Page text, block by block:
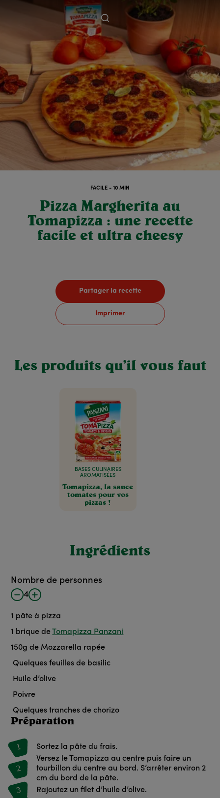
FACILE - 10 MIN
Pizza Margherita au
Tomapizza : une recette
facile et ultra cheesy
Partager la recette
Imprimer
Les produits qu’il vous faut
BASES CULINAIRES
AROMATISÉES
Tomapizza, la sauce
tomates pour vos
pizzas !
Ingrédients
Nombre de personnes
4
1 pâte à pizza
1 brique deTomapizza Panzani
150g de Mozzarella rapée
Quelques feuilles de basilic
Huile d’olive
Poivre
Quelques tranches de chorizo
Préparation
1 Sortez la pâte du frais.
2
Versez le Tomapizza au centre puis faire un
tourbillon du centre au bord. S’arrêter environ 2
cm du bord de la pâte.
3 Rajoutez un filet d’huile d’olive.